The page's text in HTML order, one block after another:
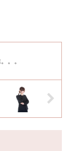
。。